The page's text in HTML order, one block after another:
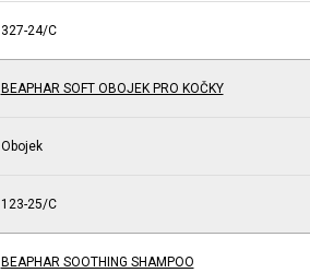
327-24/C
BEAPHAR SOFT OBOJEK PRO KOČKY
Obojek
123-25/C
BEAPHAR SOOTHING SHAMPOO